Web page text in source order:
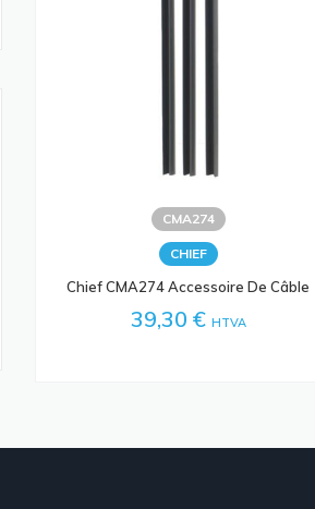
CMA274
CHIEF
Chief CMA274 Accessoire De Câble
39,30 € HTVA